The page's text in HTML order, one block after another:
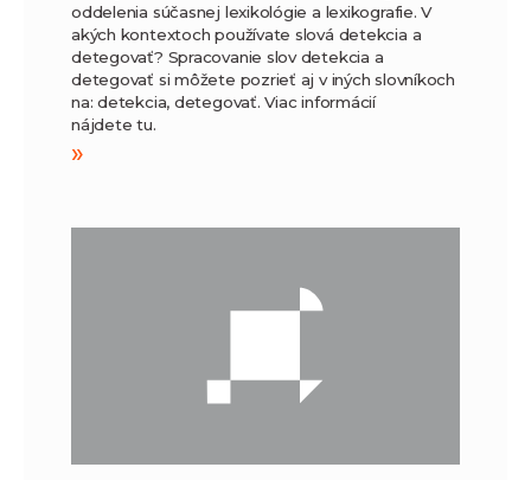
oddelenia súčasnej lexikológie a lexikografie. V
akých kontextoch používate slová detekcia a
detegovať? Spracovanie slov detekcia a
detegovať si môžete pozrieť aj v iných slovníkoch
na: detekcia, detegovať. Viac informácií
nájdete tu.
»